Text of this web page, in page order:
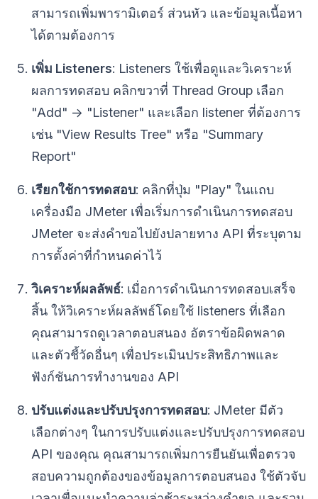
สามารถเพิ่มพารามิเตอร์ ส่วนหัว และข้อมูลเนื้อหา
ได้ตามต้องการ
เพิ่ม Listeners: Listeners ใช้เพื่อดูและวิเคราะห์
ผลการทดสอบ คลิกขวาที่ Thread Group เลือก
"Add" -> "Listener" และเลือก listener ที่ต้องการ
เช่น "View Results Tree" หรือ "Summary
Report"
เรียกใช้การทดสอบ: คลิกที่ปุ่ม "Play" ในแถบ
เครื่องมือ JMeter เพื่อเริ่มการดำเนินการทดสอบ
JMeter จะส่งคำขอไปยังปลายทาง API ที่ระบุตาม
การตั้งค่าที่กำหนดค่าไว้
วิเคราะห์ผลลัพธ์: เมื่อการดำเนินการทดสอบเสร็จ
สิ้น ให้วิเคราะห์ผลลัพธ์โดยใช้ listeners ที่เลือก
คุณสามารถดูเวลาตอบสนอง อัตราข้อผิดพลาด
และตัวชี้วัดอื่นๆ เพื่อประเมินประสิทธิภาพและ
ฟังก์ชันการทำงานของ API
ปรับแต่งและปรับปรุงการทดสอบ: JMeter มีตัว
เลือกต่างๆ ในการปรับแต่งและปรับปรุงการทดสอบ
API ของคุณ คุณสามารถเพิ่มการยืนยันเพื่อตรวจ
สอบความถูกต้องของข้อมูลการตอบสนอง ใช้ตัวจับ